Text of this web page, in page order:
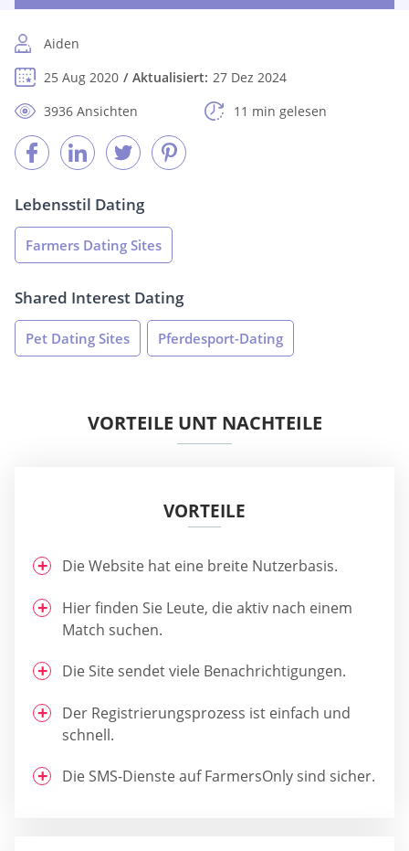
Aiden
25 Aug 2020
Aktualisiert: 27 Dez 2024
3936 Ansichten
11 min gelesen
Lebensstil Dating
Farmers Dating Sites
Shared Interest Dating
Pet Dating Sites Pferdesport-Dating
VORTEILE UNT NACHTEILE
VORTEILE
Die Website hat eine breite Nutzerbasis.
Hier finden Sie Leute, die aktiv nach einem
Match suchen.
Die Site sendet viele Benachrichtigungen.
Der Registrierungsprozess ist einfach und
schnell.
Die SMS-Dienste auf FarmersOnly sind sicher.